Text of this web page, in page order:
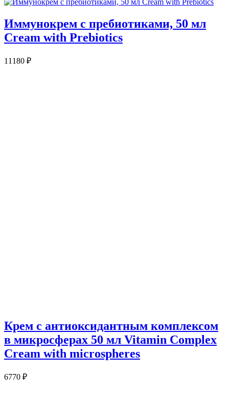
Иммунокрем с пребиотиками, 50 мл
Cream with Prebiotics
11180 ₽
Крем с антиоксидантным комплексом
в микросферах 50 мл Vitamin Complex
Cream with microspheres
6770 ₽